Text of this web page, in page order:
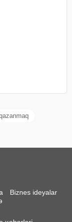
Biznes ideyalar